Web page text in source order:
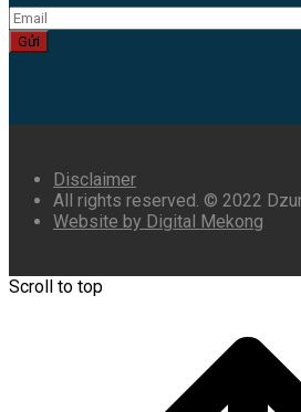
Gửi
Disclaimer
All rights reserved. © 2022
Website by Digital Mekong
Scroll to top